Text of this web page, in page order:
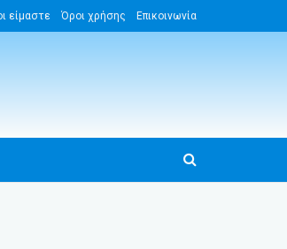
είμαστε Όροι χρήσης Επικοινωνία